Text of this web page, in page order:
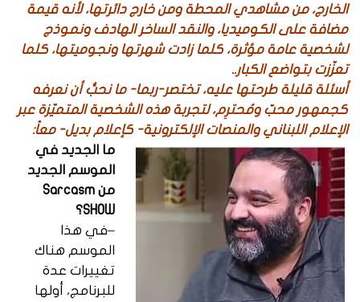
الخارج، من مشاهدي المحطة ومن خارج دائرتها، لأنه قيمة
مضافة على الكوميديا، والنقد الساخر الهادف ونموذج
لشخصية عامة مؤثرة، كلما زادت شهرتها ونجوميتها، كلما
تعزّزت بتواضع الكبار..
أسئلة قليلة طرحتها عليه، تختصر-ربما- ما نحبُّ أن نعرفه
كجمهور محبّ ومُحترِم، لتجربة هذه الشخصية المتميّزة عبر
الإعلام اللبناني والمنصات الإلكترونية- كإعلام بديل- معاً:
ما الجديد في
الموسم الجديد
من Sarcasm
SHOW؟
–في هذا
الموسم هناك
تغييرات عدة
للبرنامج، أولها